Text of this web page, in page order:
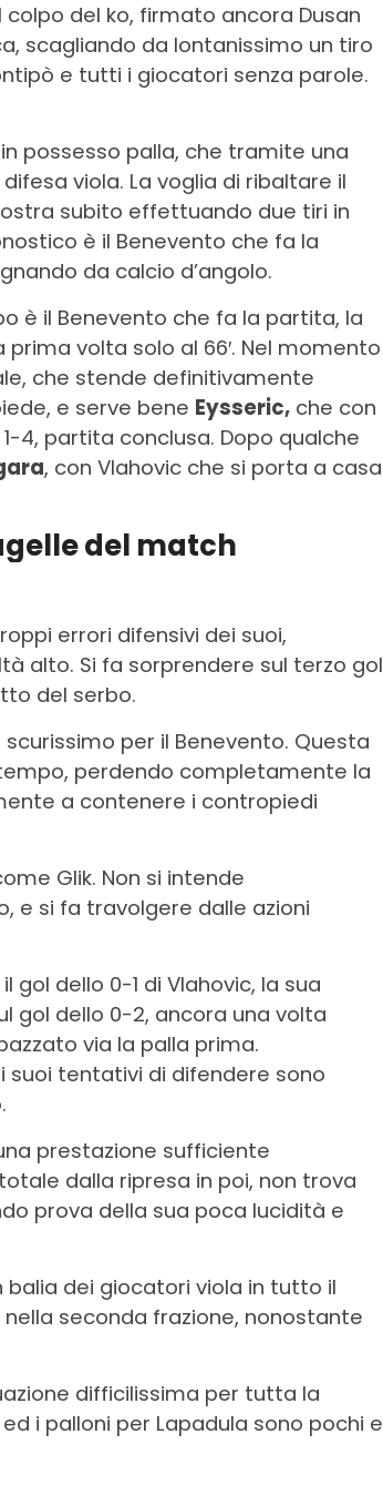
del ko, firmato ancora Dusan
scagliando da lontanissimo un tiro
e tutti i giocatori senza parole.
possesso palla, che tramite una
viola. La voglia di ribaltare il
subito effettuando due tiri in
è il Benevento che fa la
da calcio d’angolo.
è il Benevento che fa la partita, la
volta solo al 66′. Nel momento
che stende definitivamente
e serve bene Eysseric, che con
4, partita conclusa. Dopo qualche
, con Vlahovic che si porta a casa
del match
errori difensivi dei suoi,
alto. Si fa sorprendere sul terzo gol
del serbo.
per il Benevento. Questa
perdendo completamente la
a contenere i contropiedi
Glik. Non si intende
e si fa travolgere dalle azioni
dello 0-1 di Vlahovic, la sua
gol dello 0-2, ancora una volta
via la palla prima.
tentativi di difendere sono
prestazione sufficiente
dalla ripresa in poi, non trova
prova della sua poca lucidità e
dei giocatori viola in tutto il
seconda frazione, nonostante
difficilissima per tutta la
i palloni per Lapadula sono pochi e